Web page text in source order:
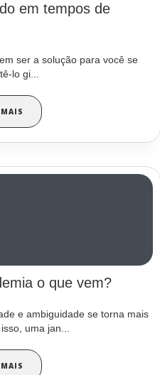
em tempos de
ser a solução para você se
lo gi...
o que vem?
e ambiguidade se torna mais
uma jan...